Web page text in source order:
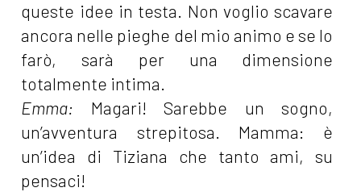
queste idee in testa. Non voglio scavare
ancora nelle pieghe del mio animo e se lo
farò, sarà per una dimensione
totalmente intima.
Emma: Magari! Sarebbe un sogno,
un’avventura strepitosa. Mamma: è
un’idea di Tiziana che tanto ami, su
pensaci!